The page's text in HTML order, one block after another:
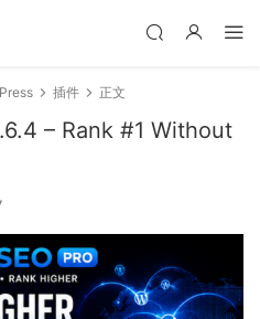
插件 正文
– Rank #1 Without